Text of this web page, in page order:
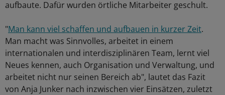
aufbaute. Dafür wurden örtliche Mitarbeiter geschult.
"Man kann viel schaffen und aufbauen in kurzer Zeit.
Man macht was Sinnvolles, arbeitet in einem
internationalen und interdisziplinären Team, lernt viel
Neues kennen, auch Organisation und Verwaltung, und
arbeitet nicht nur seinen Bereich ab", lautet das Fazit
von Anja Junker nach inzwischen vier Einsätzen, zuletzt